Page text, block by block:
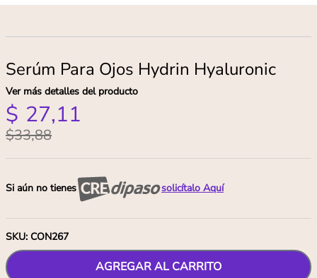
Serúm Para Ojos Hydrin Hyaluronic
Ver más detalles del producto
$ 27,11
$33,88
Si aún no tienes solicítalo Aquí
SKU: CON267
AGREGAR AL CARRITO